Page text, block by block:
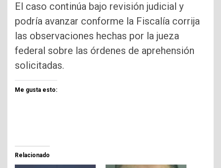
El caso continúa bajo revisión judicial y
podría avanzar conforme la Fiscalía corrija
las observaciones hechas por la jueza
federal sobre las órdenes de aprehensión
solicitadas.
Me gusta esto:
Relacionado